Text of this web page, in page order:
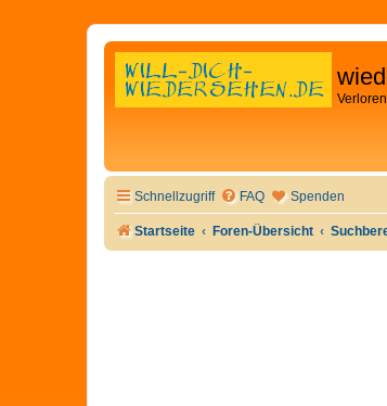
Schnellzugriff FAQ Spenden
Startseite Foren-Übersicht